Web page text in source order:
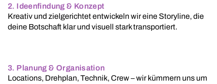
2. Ideenfindung & Konzept
Kreativ und zielgerichtet entwickeln wir eine Storyline, die
deine Botschaft klar und visuell stark transportiert.
3. Planung & Organisation
Locations, Drehplan, Technik, Crew – wir kümmern uns um